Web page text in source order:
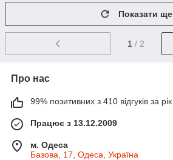
Показати ще
1 / 2
Про нас
99% позитивних з 410 відгуків за рік
Працює з 13.12.2009
м. Одеса
Базова, 17, Одеса, Україна